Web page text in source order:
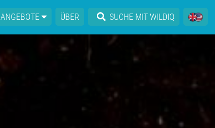
ANGEBOTE ÜBER SUCHE MIT WILDIQ